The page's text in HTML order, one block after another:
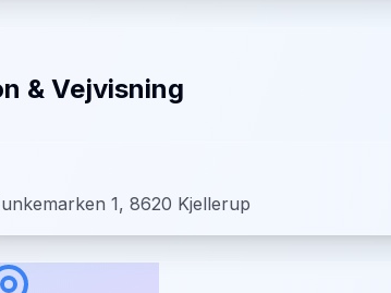
& Vejvisning
1, 8620 Kjellerup